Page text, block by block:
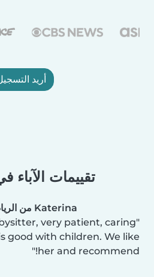
أريد
تقييمات الآباء
Katerina من الرياض
very patient, caring
good with children. We like
her and recommend!